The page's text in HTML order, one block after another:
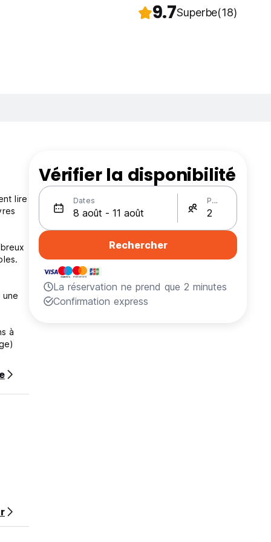
9.7Superbe(18)
lire
une
à
Vérifier la disponibilité
Dates Personnes
Rechercher
La réservation ne prend que 2 minutes
Confirmation express